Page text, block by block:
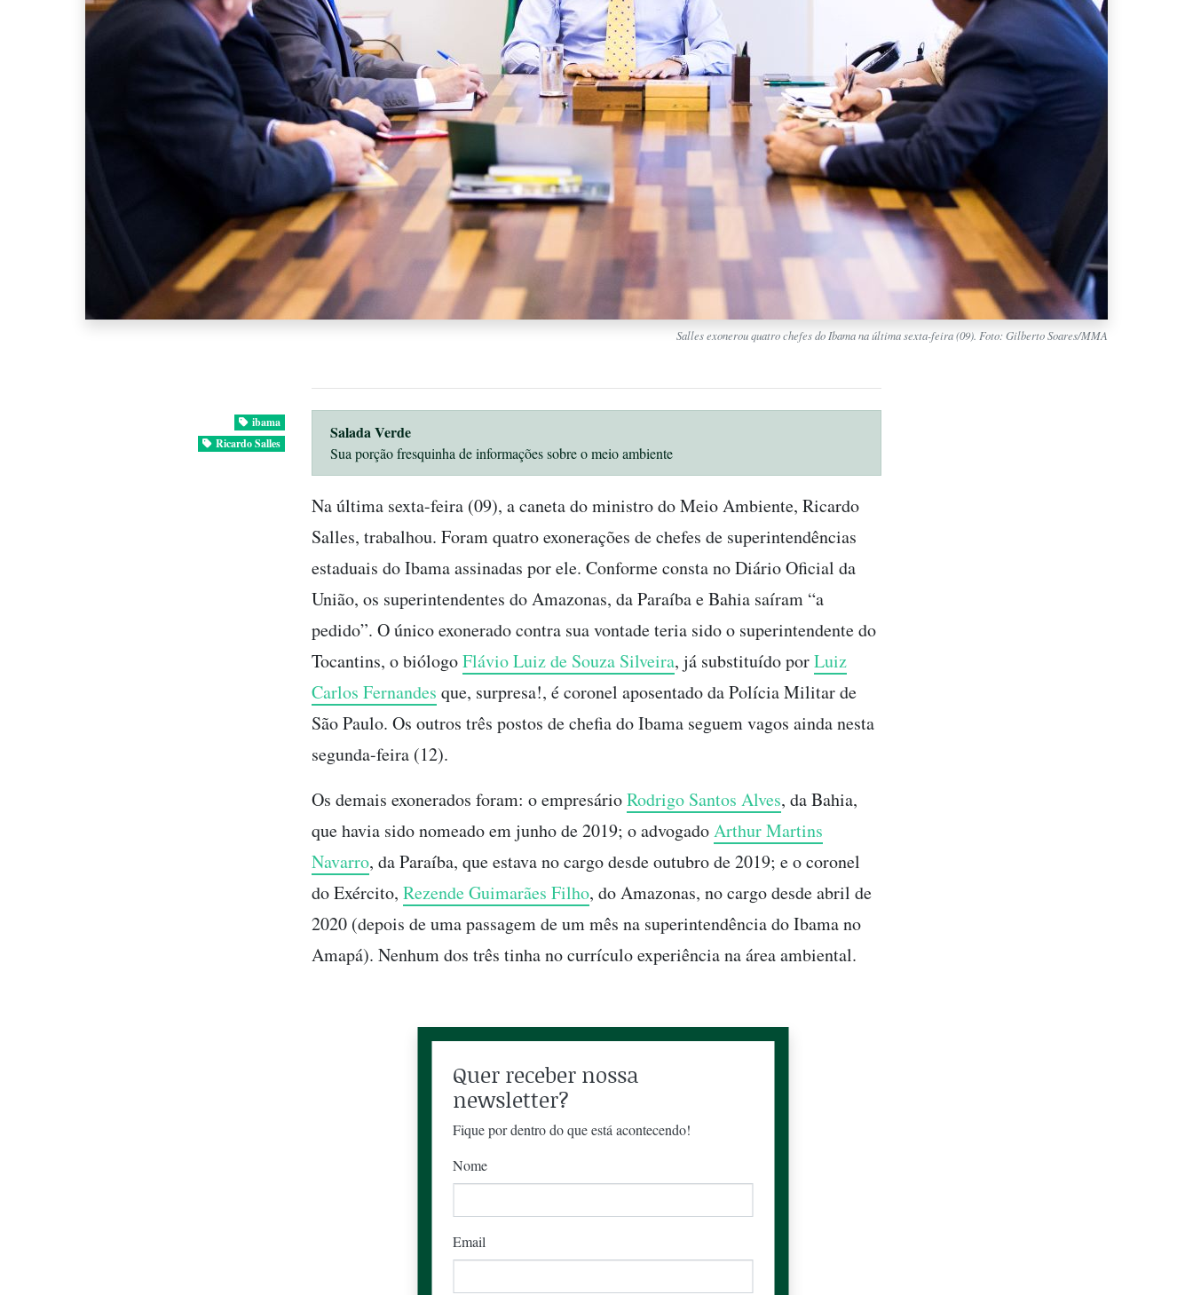
Salles exonerou quatro chefes do Ibama na última sexta-feira (09). Foto: Gilberto Soares/MMA
ibama
Ricardo Salles
Salada Verde
Sua porção fresquinha de informações sobre o meio ambiente
Na última sexta-feira (09), a caneta do ministro do Meio Ambiente, Ricardo
Salles, trabalhou. Foram quatro exonerações de chefes de superintendências
estaduais do Ibama assinadas por ele. Conforme consta no Diário Oficial da
União, os superintendentes do Amazonas, da Paraíba e Bahia saíram “a
pedido”. O único exonerado contra sua vontade teria sido o superintendente do
Tocantins, o biólogoFlávio Luiz de Souza Silveira, já substituído porLuiz
Carlos Fernandes que, surpresa!, é coronel aposentado da Polícia Militar de
São Paulo. Os outros três postos de chefia do Ibama seguem vagos ainda nesta
segunda-feira (12).
Os demais exonerados foram: o empresárioRodrigo Santos Alves, da Bahia,
que havia sido nomeado em junho de 2019; o advogadoArthur Martins
Navarro, da Paraíba, que estava no cargo desde outubro de 2019; e o coronel
do Exército, Rezende Guimarães Filho, do Amazonas, no cargo desde abril de
2020 (depois de uma passagem de um mês na superintendência do Ibama no
Amapá). Nenhum dos três tinha no currículo experiência na área ambiental.
Quer receber nossa
newsletter?
Fique por dentro do que está acontecendo!
Nome
Email